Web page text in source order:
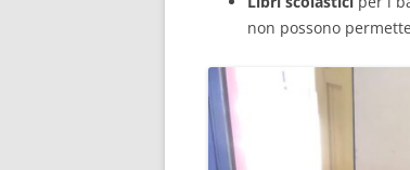
non possono